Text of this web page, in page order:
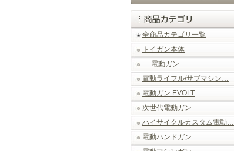
全商品カテゴリ一覧
トイガン本体
電動ガン
電動ライフル/サブマシン…
電動ガン EVOLT
次世代電動ガン
ハイサイクルカスタム電動…
電動ハンドガン